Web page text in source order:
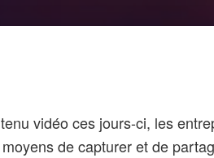
vidéo ces jours-ci, les
de capturer et de